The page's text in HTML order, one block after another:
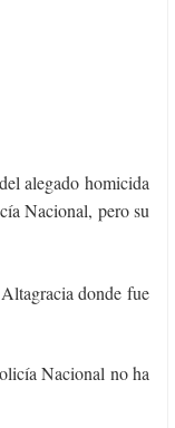
alegado homicida
Nacional, pero su
donde fue
Nacional no ha